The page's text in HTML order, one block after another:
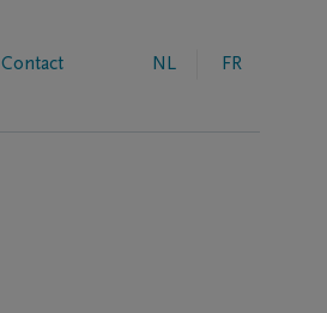
Contact NL FR